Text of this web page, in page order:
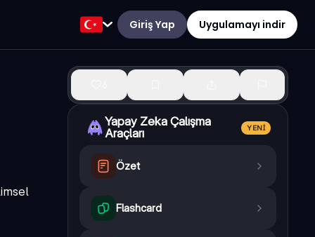
Giriş Yap Uygulamayı indir
Yapay Zeka Çalışma
Araçları
YENI
Özet
Flashcard